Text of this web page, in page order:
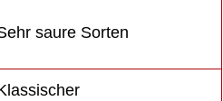
saure Sorten